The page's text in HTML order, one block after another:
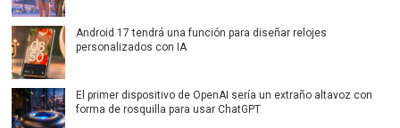
Android 17 tendrá una función para diseñar relojes
personalizados con IA
El primer dispositivo de OpenAI sería un extraño altavoz con
forma de rosquilla para usar ChatGPT